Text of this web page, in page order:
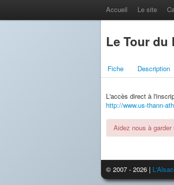
Accueil Le site
Le Tour du
Fiche
Description
L'accès direct à
http://www.us-thann-
Aidez nous à
© 2007 - 2026 |